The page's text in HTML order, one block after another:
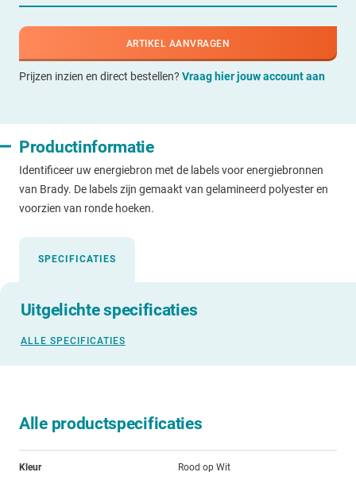
ARTIKEL AANVRAGEN
Prijzen inzien en direct bestellen? Vraag hier jouw account aan
Productinformatie
Identificeer uw energiebron met de labels voor energiebronnen
van Brady. De labels zijn gemaakt van gelamineerd polyester en
voorzien van ronde hoeken.
SPECIFICATIES
Uitgelichte specificaties
ALLE SPECIFICATIES
Alle productspecificaties
Kleur Rood op Wit